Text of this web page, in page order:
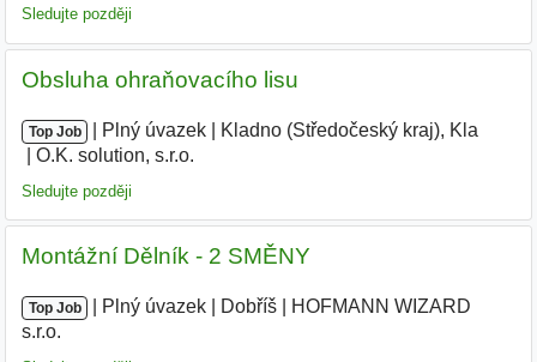
Sledujte později
Obsluha ohraňovacího lisu
Top Job Plný úvazek Kladno (Středočeský kraj), Kla
O.K. solution, s.r.o.
Sledujte později
Montážní Dělník - 2 SMĚNY
Top Job Plný úvazek Dobříš
HOFMANN WIZARD
s.r.o.